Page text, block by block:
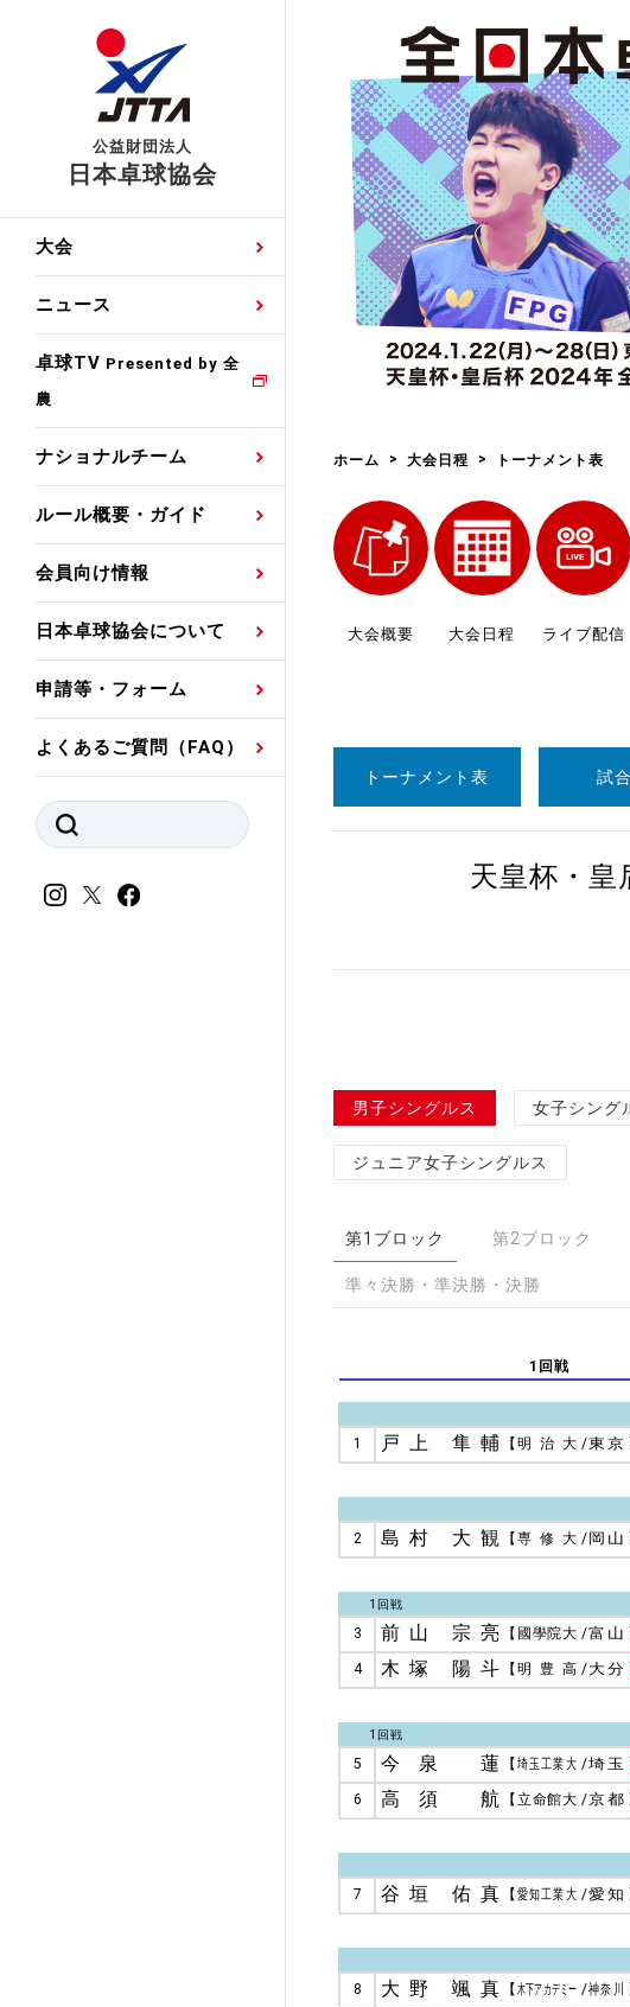
公益財団法人
日本卓球協会
大会 日程
公式記録
国内ランキング
ニュース
大会・試合
日本代表
プレスリリース
競技者(パスウェイ)・審判
卓球TV Presented by 全
農
ナショナルチーム
男子ナショナルチーム選
手・候補
女子ナショナルチーム選
手・候補
女子世界ランキング
各種選考基準
強化スタッフ
ルール概要・ガイド
卓球の基本的なルール
競技規則
観戦ガイド
会員向け情報
協会会員登録
ゼッケンについて
競技者育成事業
公認資格者名簿
公認品一覧
指導者養成委員会
競技者育成委員会
スポーツ医・科学委員会
日本卓球協会について
卓球協会のミッション
会長あいさつ
役員委員
関連団体代表委員など
規程・お見舞い制度
財務諸表等
JTTAスポーツ団体ガバナ
スポーツ振興くじ助成事業
加盟団体登録人数
関連組織一覧
申請等・フォーム
国際交流届申込みフォーム
国際大会自主参加申請
競技ウエア広告申請
わせ
審判員ネームプレート制作
申込
よくあるご質問（FAQ）
ホーム 大会日程 トーナメント表
大会概要 大会日程 ライブ配信
トーナメント表 試
天皇杯・皇
男子シングルス 女子シング
ジュニア女子シングルス
第1ブロック 第2ブロック
準々決勝・準決勝・決勝
1回戦
1 戸上 隼輔 【 明治大 /東京
2 島村 大観 【 専修大 / 岡山
1回戦
3 前山 宗亮 【 國學院大 /富山
4 木塚 陽斗 【 明豊高 /大分
1回戦
5 今泉 蓮 【 埼玉工業大 /埼玉
6 高須 航 【 立命館大 /京都
7 谷垣 佑真 【 愛知工業大 /愛知
8 大野 颯真 【 木下アカデミー /神奈川